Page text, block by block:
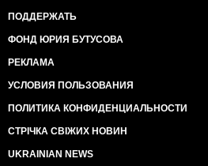
ПОДДЕРЖАТЬ
ФОНД ЮРИЯ БУТУСОВА
РЕКЛАМА
УСЛОВИЯ ПОЛЬЗОВАНИЯ
ПОЛИТИКА КОНФИДЕНЦИАЛЬНОСТИ
СТРІЧКА СВІЖИХ НОВИН
UKRAINIAN NEWS